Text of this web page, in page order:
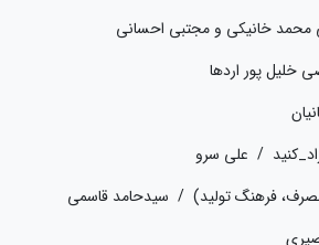
محمد خانیکی و مجتبی احسانی
خلیل پور اردها
/ علی سرو
فرهنگ تولید) / سیدحامد قاسمی